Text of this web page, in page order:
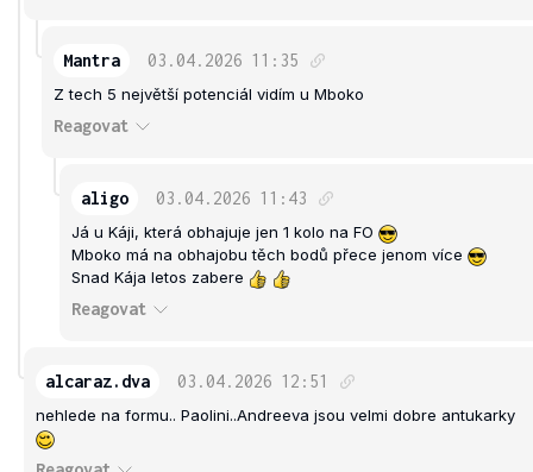
Mantra 03.04.2026 11:35
Z tech 5 největší potenciál vidím u Mboko
Reagovat
aligo 03.04.2026 11:43
Já u Káji, která obhajuje jen 1 kolo na FO
Mboko má na obhajobu těch bodů přece jenom více
Snad Kája letos zabere
Reagovat
alcaraz.dva 03.04.2026 12:51
nehlede na formu.. Paolini..Andreeva jsou velmi dobre antukarky